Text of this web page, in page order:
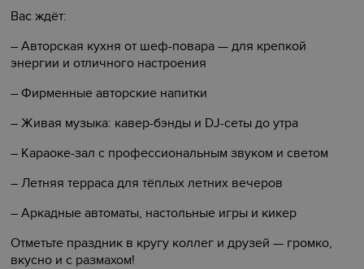
Вас ждёт:
– Авторская кухня от шеф-повара — для крепкой
энергии и отличного настроения
– Фирменные авторские напитки
– Живая музыка: кавер-бэнды и DJ-сеты до утра
– Караоке-зал с профессиональным звуком и светом
– Летняя терраса для тёплых летних вечеров
– Аркадные автоматы, настольные игры и кикер
Отметьте праздник в кругу коллег и друзей — громко,
вкусно и с размахом!